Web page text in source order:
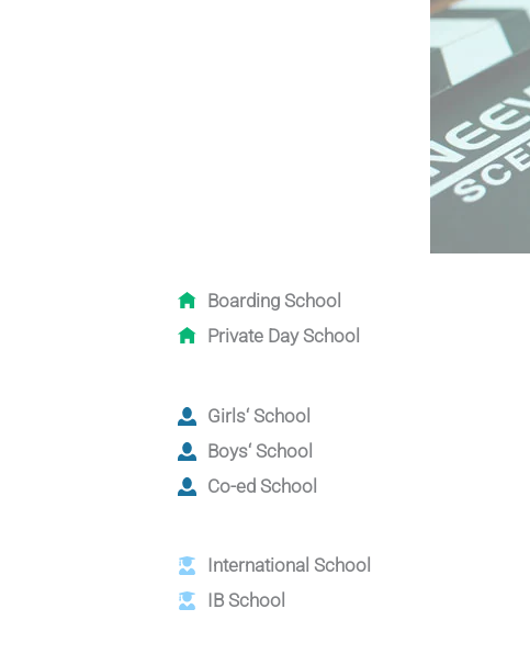
Boarding School
Private Day School
Girls‘ School
Boys‘ School
Co-ed School
International School
IB School